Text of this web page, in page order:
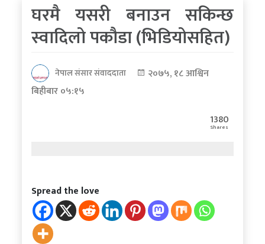
पत्रपत्रिकाबाट
घरमै यसरी बनाउन सकिन्छ
स्वादिलो पकौडा (भिडियोसहित)
नेपाल संसार संवाददाता
२०७५, १८ आश्विन
बिहीबार ०५:१५
1380
Shares
Spread the love